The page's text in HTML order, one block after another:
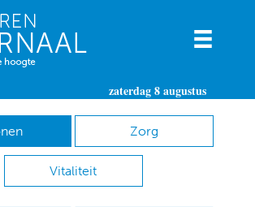
zaterdag 8 augustus
Zorg
Vitaliteit